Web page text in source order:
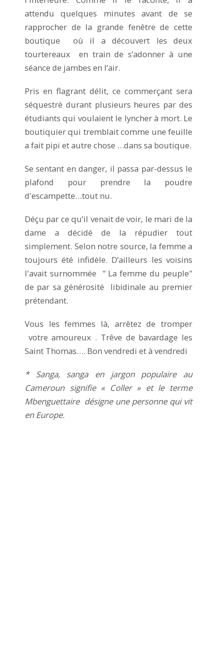
attendu quelques minutes avant de se
rapprocher de la grande fenêtre de cette
boutique où il a découvert les deux
tourtereaux en train de s’adonner à une
séance de jambes en l’air.
Pris en flagrant délit, ce commerçant sera
séquestré durant plusieurs heures par des
étudiants qui voulaient le lyncher à mort. Le
boutiquier qui tremblait comme une feuille
a fait pipi et autre chose …dans sa boutique.
Se sentant en danger, il passa par-dessus le
plafond pour prendre la poudre
d'escampette…tout nu.
Déçu par ce qu’il venait de voir, le mari de la
dame a décidé de la répudier tout
simplement. Selon notre source, la femme a
toujours été infidèle. D’ailleurs les voisins
l'avait surnommée " La femme du peuple"
de par sa générosité libidinale au premier
prétendant.
Vous les femmes là, arrêtez de tromper
votre amoureux . Trêve de bavardage les
Saint Thomas…. Bon vendredi et à vendredi
* Sanga, sanga en jargon populaire au
Cameroun signifie « Coller » et le terme
Mbenguettaire désigne une personne qui vit
en Europe.